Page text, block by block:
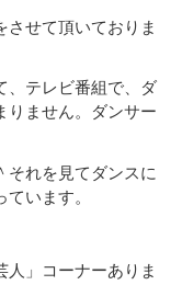
させて頂いておりま
、テレビ番組で、ダ
りません。ダンサー
それを見てダンスに
います。
人」コーナーありま